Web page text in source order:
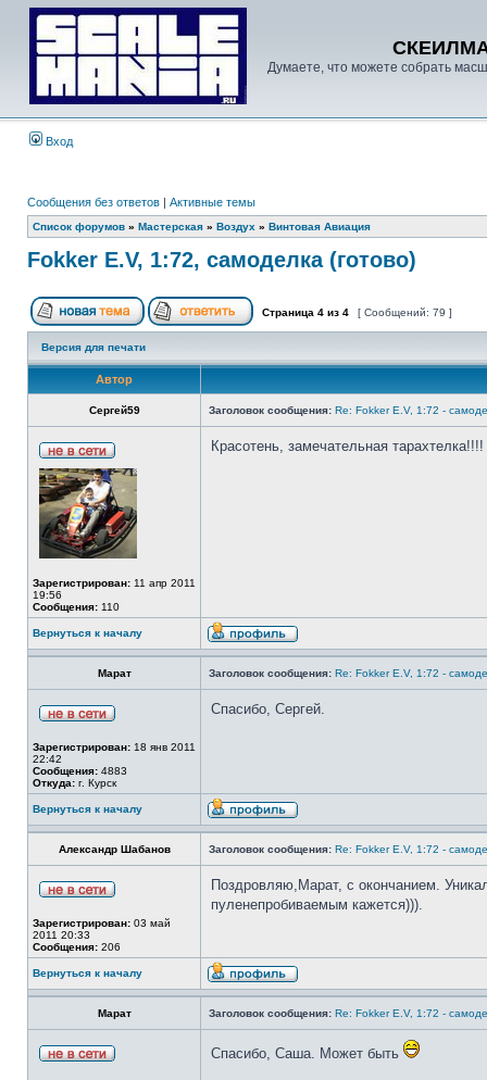
Думаете, что можете собрать
Вход
Сообщения без ответов | Активные темы
Список форумов » Мастерская » Воздух » Винтовая Авиация
Fokker E.V, 1:72, самоделка (готово)
Страница 4 из 4 [ Сообщений: 79 ]
Версия для печати
Автор
Сергей59 Заголовок сообщения: Re: Fokker E.V, 1:72 -
Зарегистрирован: 11 апр 2011
19:56
Сообщения: 110
Красотень, замечательная
Вернуться к началу
Марат Заголовок сообщения: Re: Fokker E.V, 1:72 -
Зарегистрирован: 18 янв 2011
22:42
Сообщения: 4883
Откуда: г. Курск
Спасибо, Сергей.
Вернуться к началу
Александр Шабанов Заголовок сообщения: Re: Fokker E.V, 1:72 -
Зарегистрирован: 03 май
2011 20:33
Сообщения: 206
Поздровляю,Марат, с окончанием.
пуленепробиваемым кажется))).
Вернуться к началу
Марат Заголовок сообщения: Re: Fokker E.V, 1:72 -
Спасибо, Саша. Может быть